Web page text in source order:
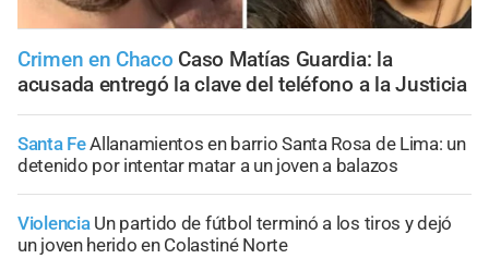
Crimen en Chaco Caso Matías Guardia: la
acusada entregó la clave del teléfono a la Justicia
Santa FeAllanamientos en barrio Santa Rosa de Lima: un
detenido por intentar matar a un joven a balazos
Violencia Un partido de fútbol terminó a los tiros y dejó
un joven herido en Colastiné Norte